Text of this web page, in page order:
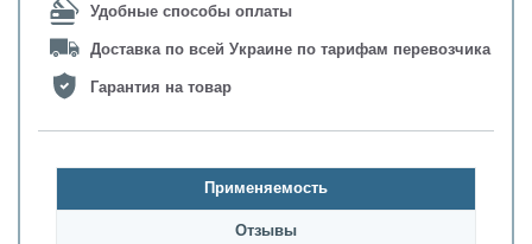
Удобные способы оплаты
Доставка по всей Украине по тарифам перевозчика
Гарантия на товар
Применяемость
Oтзывы